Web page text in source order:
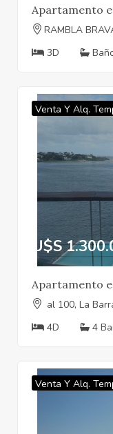
Apartamento
RAMBLA
3D
Venta Y Alq.
U$S
Apartamento
al 100, La
4D
4
Venta Y Alq.